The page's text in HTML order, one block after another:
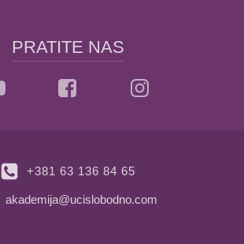
PRATITE NAS
+381 63 136 84 65
akademija@ucislobodno.com